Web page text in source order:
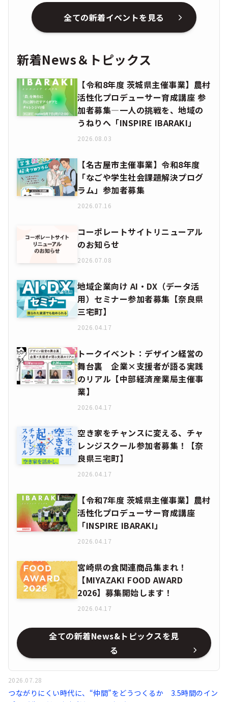
全ての新着イベントを見る
新着News＆トピックス
【令和8年度 茨城県主催事業】農村
活性化プロデューサー育成講座 参
加者募集―一人の挑戦を、地域の
うねりへ「INSPIRE IBARAKI」
2026.08.03
【名古屋市主催事業】令和8年度
「なごや学生社会課題解決プログ
ラム」参加者募集
2026.07.16
コーポレートサイトリニューアル
のお知らせ
2026.07.08
地域企業向け AI・DX（データ活
用）セミナー参加者募集【奈良県
三宅町】
2026.04.17
トークイベント：デザイン経営の
舞台裏 企業×支援者が語る実践
のリアル【中部経済産業局主催事
業】
2026.04.17
空き家をチャンスに変える、チャ
レンジスクール参加者募集！【奈
良県三宅町】
2026.04.17
【令和7年度 茨城県主催事業】農村
活性化プロデューサー育成講座
「INSPIRE IBARAKI」
2026.04.17
宮崎県の食関連商品集まれ！
【MIYAZAKI FOOD AWARD
2026】募集開始します！
2026.04.17
全ての新着News&トピックスを見
る
つながりにくい時代に、“仲間”をどうつくるか 3.5時間のイン
2026.07.28